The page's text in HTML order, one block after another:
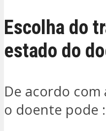
Escolha do
estado do
De acordo
o doente pode :